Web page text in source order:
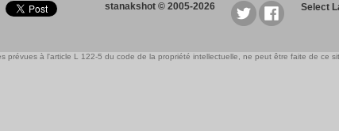
stanakshot © 2005-2026 Select
prévues à l'article L 122-5 du code de la propriété intellectuelle, ne peut être faite de ce